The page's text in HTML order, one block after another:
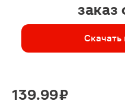
заказ
139.99 ₽